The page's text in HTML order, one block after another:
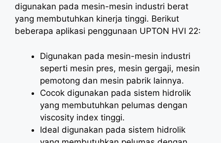
digunakan pada mesin-mesin industri berat
yang membutuhkan kinerja tinggi. Berikut
beberapa aplikasi penggunaan UPTON HVI 22:
Digunakan pada mesin-mesin industri
seperti mesin pres, mesin gergaji, mesin
pemotong dan mesin pabrik lainnya.
Cocok digunakan pada sistem hidrolik
yang membutuhkan pelumas dengan
viscosity index tinggi.
Ideal digunakan pada sistem hidrolik